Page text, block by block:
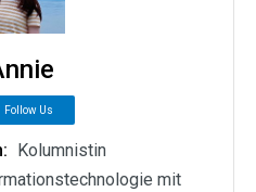
Follow Us
Kolumnistin
mit